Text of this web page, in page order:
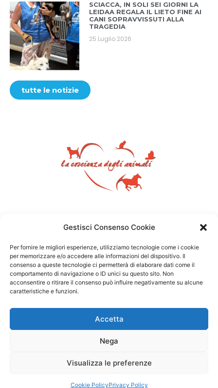
Gestisci Consenso Cookie
Per fornire le migliori esperienze, utilizziamo tecnologie come i cookie
per memorizzare e/o accedere alle informazioni del dispositivo. Il
consenso a queste tecnologie ci permetterà di elaborare dati come il
comportamento di navigazione o ID unici su questo sito. Non
acconsentire o ritirare il consenso può influire negativamente su alcune
caratteristiche e funzioni.
Accetta
Nega
Visualizza le preferenze
Cookie PolicyPrivacy Policy
SCIACCA, IN SOLI SEI GIORNI LA
LEIDAA REGALA IL LIETO FINE AI
CANI SOPRAVVISSUTI ALLA
TRAGEDIA
25 Luglio 2026
tutte le notizie
Copyright ©2026 – Michela Vittoria Brambilla – P.IVA: 01783780164